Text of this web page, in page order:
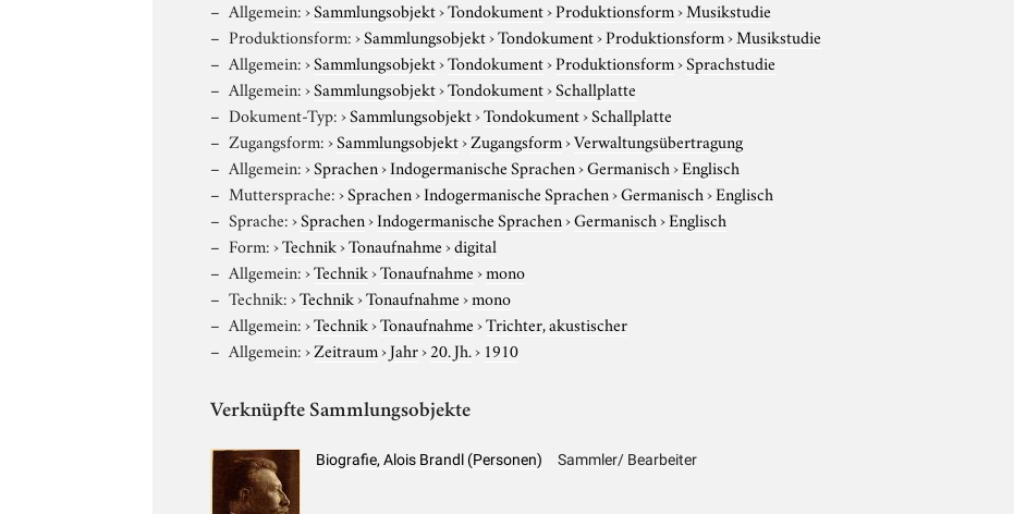
Allgemein:›Sammlungsobjekt›Tondokument›Produktionsform›Musikstudie
Produktionsform:›Sammlungsobjekt›Tondokument›Produktionsform›Musikstudie
Allgemein:›Sammlungsobjekt›Tondokument›Produktionsform›Sprachstudie
Allgemein:›Sammlungsobjekt›Tondokument›Schallplatte
Dokument-Typ:›Sammlungsobjekt›Tondokument›Schallplatte
Zugangsform:›Sammlungsobjekt›Zugangsform›Verwaltungsübertragung
Allgemein:›Sprachen›Indogermanische Sprachen›Germanisch›Englisch
Muttersprache:›Sprachen›Indogermanische Sprachen›Germanisch›Englisch
Sprache:›Sprachen›Indogermanische Sprachen›Germanisch›Englisch
Form:›Technik›Tonaufnahme›digital
Allgemein:›Technik›Tonaufnahme›mono
Technik:›Technik›Tonaufnahme›mono
Allgemein:›Technik›Tonaufnahme›Trichter, akustischer
Allgemein:›Zeitraum›Jahr›20. Jh.› 1910
Verknüpfte Sammlungsobjekte
Biografie, Alois Brandl (Personen) Sammler/ Bearbeiter